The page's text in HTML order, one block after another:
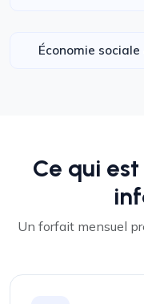
Économie
Ce qui
Un forfait mensuel